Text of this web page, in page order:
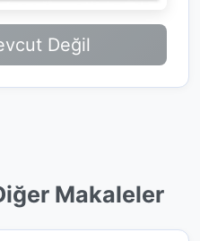
Mevcut Değil
Makaleler